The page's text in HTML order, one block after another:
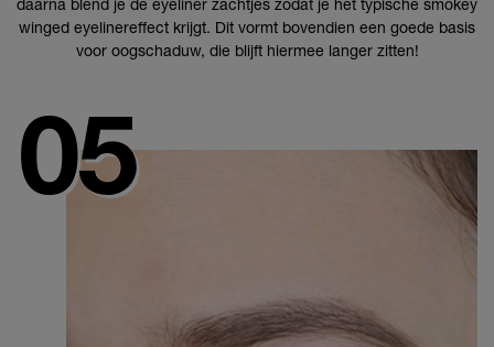
daarna blend je de eyeliner zachtjes zodat je het typische smokey
winged eyelinereffect krijgt. Dit vormt bovendien een goede basis
voor oogschaduw, die blijft hiermee langer zitten!